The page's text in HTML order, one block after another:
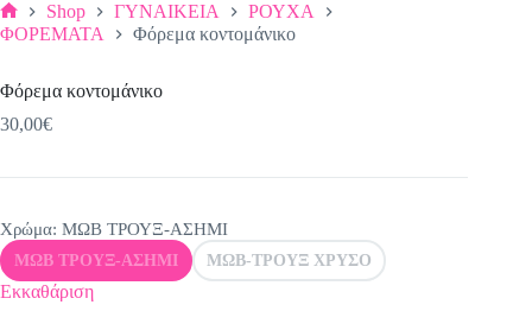
Αρχική
Shop ΓΥΝΑΙΚΕΙΑ
ΡΟΥΧΑ
ΦΟΡΕΜΑΤΑ
Φόρεμα κοντομάνικο
Φόρεμα κοντομάνικο
30,00€
Χρώμα: ΜΩΒ ΤΡΟΥΞ-ΑΣΗΜΙ
ΜΩΒ ΤΡΟΥΞ-ΑΣΗΜΙ ΜΩΒ-ΤΡΟΥΞ ΧΡΥΣΟ
Εκκαθάριση